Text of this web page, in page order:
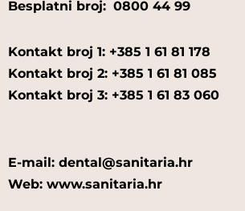
Besplatni broj: 0800 44 99
Kontakt broj 1: +385 1 61 81 178
Kontakt broj 2: +385 1 61 81 085
Kontakt broj 3: +385 1 61 83 060
E-mail: dental@sanitaria.hr
Web: www.sanitaria.hr